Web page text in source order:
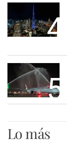
4
5
Lo más